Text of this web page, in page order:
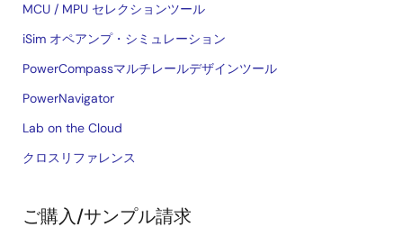
MCU / MPU セレクションツール
iSim オペアンプ・シミュレーション
PowerCompassマルチレールデザインツール
PowerNavigator
Lab on the Cloud
クロスリファレンス
ご購入/サンプル請求